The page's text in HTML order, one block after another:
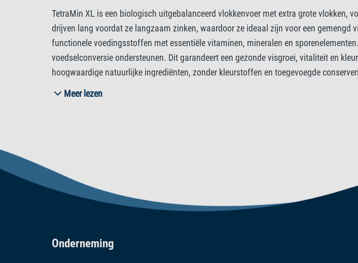
TetraMin XL is een biologisch uitgebalanceerd vlokkenvoer met extra grote vlokken,
drijven lang voordat ze langzaam zinken, waardoor ze ideaal zijn voor een
functionele voedingsstoffen met essentiële vitaminen, mineralen en
voedselconversie ondersteunen. Dit garandeert een gezonde visgroei, vitaliteit en
hoogwaardige natuurlijke ingrediënten, zonder kleurstoffen en toegevoegde
TetraMin XL Flakes zullen uw siervissen optimaal gedijen en blijft uw aquariumwater
Meer lezen
Onderneming